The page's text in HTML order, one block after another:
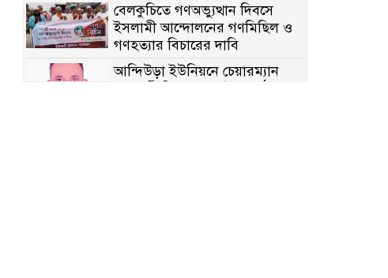
বেলকুচিতে গণঅভ্যুত্থান দিবসে
ইসলামী আন্দোলনের গণমিছিল ও
গণহত্যার বিচারের দাবি
আন্দিউড়া ইউনিয়নে চেয়ারম্যান